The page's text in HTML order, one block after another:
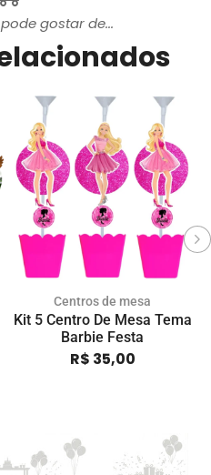
gostar de...
Centros de mesa
Kit 5 Centro De Mesa Tema
Barbie Festa
R$ 35,00